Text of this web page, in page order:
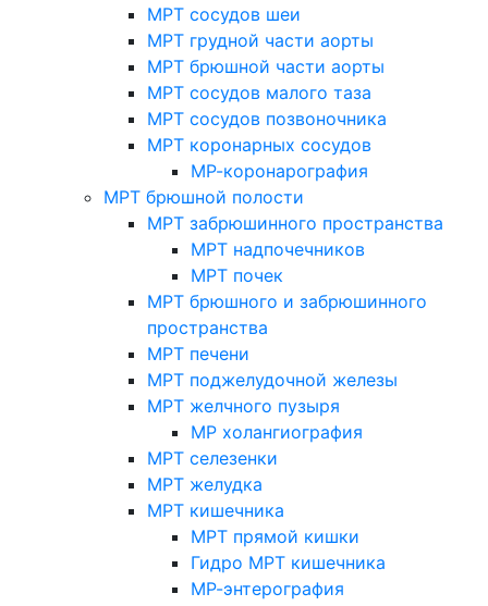
МРТ сосудов шеи
МРТ грудной части аорты
МРТ брюшной части аорты
МРТ сосудов малого таза
МРТ сосудов позвоночника
МРТ коронарных сосудов
МР-коронарография
МРТ брюшной полости
МРТ забрюшинного пространства
МРТ надпочечников
МРТ почек
МРТ брюшного и забрюшинного
пространства
МРТ печени
МРТ поджелудочной железы
МРТ желчного пузыря
МР холангиография
МРТ селезенки
МРТ желудка
МРТ кишечника
МРТ прямой кишки
Гидро МРТ кишечника
МР-энтерография